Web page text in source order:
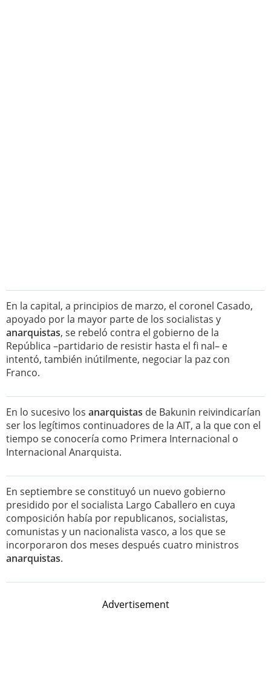
En la capital, a principios de marzo, el coronel Casado,
apoyado por la mayor parte de los socialistas y
anarquistas, se rebeló contra el gobierno de la
República –partidario de resistir hasta el fi nal– e
intentó, también inútilmente, negociar la paz con
Franco.
En lo sucesivo los anarquistas de Bakunin reivindicarían
ser los legítimos continuadores de la AIT, a la que con el
tiempo se conocería como Primera Internacional o
Internacional Anarquista.
En septiembre se constituyó un nuevo gobierno
presidido por el socialista Largo Caballero en cuya
composición había por republicanos, socialistas,
comunistas y un nacionalista vasco, a los que se
incorporaron dos meses después cuatro ministros
anarquistas.
Advertisement